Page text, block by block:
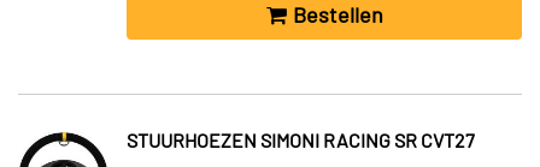
Bestellen
STUURHOEZEN SIMONI RACING SR CVT27